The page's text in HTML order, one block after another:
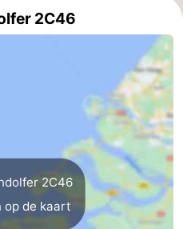
2C46
2C46
op de kaart